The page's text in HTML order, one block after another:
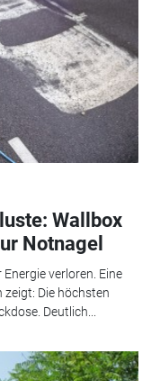
Wallbox
Notnagel
verloren. Eine
Die höchsten
Deutlich...